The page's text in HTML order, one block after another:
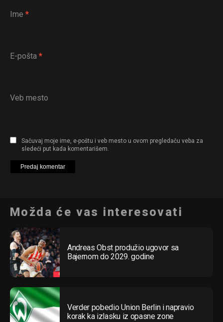
Ime *
E-pošta *
Veb mesto
Sačuvaj moje ime, e-poštu i veb mesto u ovom pregledaču veba za
sledeći put kada komentarišem.
Možda će vas interesovati
Andreas Obst produžio ugovor sa
Bajernom do 2029. godine
Verder pobedio Union Berlin i napravio
korak ka izlasku iz opasne zone